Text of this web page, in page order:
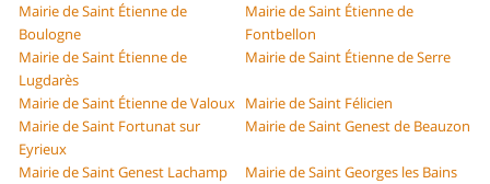
Mairie de Saint Étienne de
Boulogne
Mairie de Saint Étienne de
Fontbellon
Mairie de Saint Étienne de
Lugdarès
Mairie de Saint Étienne de Serre
Mairie de Saint Étienne de Valoux Mairie de Saint Félicien
Mairie de Saint Fortunat sur
Eyrieux
Mairie de Saint Genest de Beauzon
Mairie de Saint Genest Lachamp
Mairie de Saint Georges les Bains